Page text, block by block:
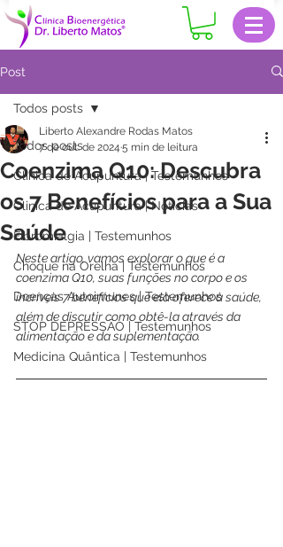
Post
Todos posts
Clinica de Acupuntura | Testemunhos
Clinica de Acupuntura | Notícias
Fibromialgia | Testemunhos
Choque na Orelha | Testemunhos
Doenças Autoimunes | Testemunhos
STOP DEPRESSÃO | Testemunhos
Medicina Quântica | Testemunhos
Todos posts
Coenzima Q10: Descubra
os 7 Benefícios para a Sua
Saúde
Liberto Alexandre Rodas Matos
7 de out. de 2024 5 min de leitura
Neste artigo, vamos explorar o que é a
coenzima Q10, suas funções no corpo e os
incríveis 7 benefícios que ela oferece à saúde,
além de discutir como obtê-la através da
alimentação e da suplementação.